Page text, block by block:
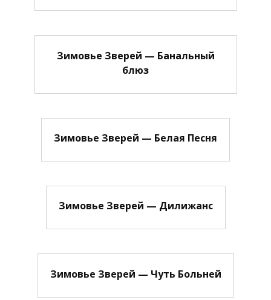
Зимовье Зверей — Банальный
блюз
Зимовье Зверей — Белая Песня
Зимовье Зверей — Дилижанс
Зимовье Зверей — Чуть Больней